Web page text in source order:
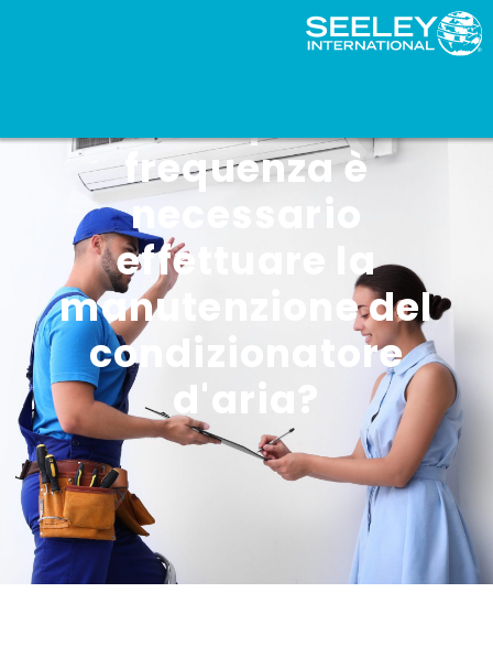
frequenza è
necessario
effettuare la
manutenzione del
condizionatore
d'aria?